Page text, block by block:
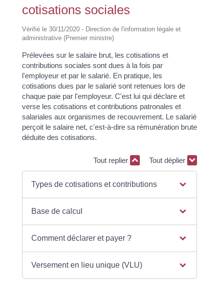
cotisations sociales
Vérifié le 30/11/2020 - Direction de l'information légale et
administrative (Premier ministre)
Prélevées sur le salaire brut, les cotisations et
contributions sociales sont dues à la fois par
l'employeur et par le salarié. En pratique, les
cotisations dues par le salarié sont retenues lors de
chaque paie par l'employeur. C'est lui qui déclare et
verse les cotisations et contributions patronales et
salariales aux organismes de recouvrement. Le salarié
perçoit le salaire net, c'est-à-dire sa rémunération brute
déduite des cotisations.
Tout replier Tout déplier
Types de cotisations et contributions
Base de calcul
Comment déclarer et payer ?
Versement en lieu unique (VLU)